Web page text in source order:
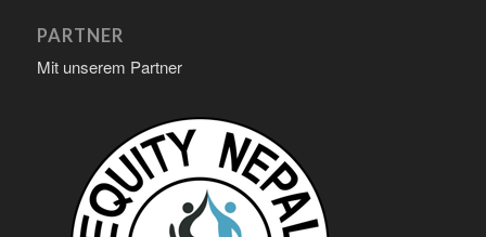
PARTNER
Mit unserem Partner